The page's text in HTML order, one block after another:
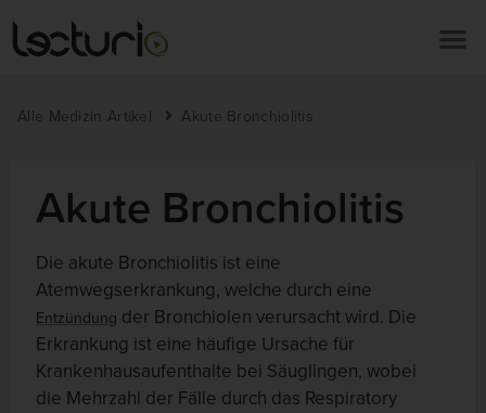
Alle Medizin Artikel Akute Bronchiolitis
Akute Bronchiolitis
Die akute Bronchiolitis ist eine
Atemwegserkrankung, welche durch eine
Entzündung der Bronchiolen verursacht wird. Die
Erkrankung ist eine häufige Ursache für
Krankenhausaufenthalte bei Säuglingen, wobei
die Mehrzahl der Fälle durch das Respiratory